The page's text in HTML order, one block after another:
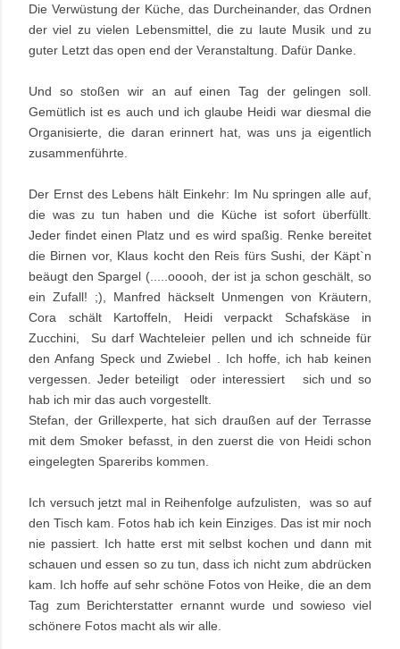
Die Verwüstung der Küche, das Durcheinander, das Ordnen
der viel zu vielen Lebensmittel, die zu laute Musik und zu
guter Letzt das open end der Veranstaltung. Dafür Danke.
Und so stoßen wir an auf einen Tag der gelingen soll.
Gemütlich ist es auch und ich glaube Heidi war diesmal die
Organisierte, die daran erinnert hat, was uns ja eigentlich
zusammenführte.
Der Ernst des Lebens hält Einkehr: Im Nu springen alle auf,
die was zu tun haben und die Küche ist sofort überfüllt.
Jeder findet einen Platz und es wird spaßig. Renke bereitet
die Birnen vor, Klaus kocht den Reis fürs Sushi, der Käpt`n
beäugt den Spargel (.....ooooh, der ist ja schon geschält, so
ein Zufall! ;), Manfred häckselt Unmengen von Kräutern,
Cora schält Kartoffeln, Heidi verpackt Schafskäse in
Zucchini, Su darf Wachteleier pellen und ich schneide für
den Anfang Speck und Zwiebel . Ich hoffe, ich hab keinen
vergessen. Jeder beteiligt
oder interessiert sich und so
hab ich mir das auch vorgestellt.
Stefan , der Grillexperte, hat sich draußen auf der Terrasse
mit dem Smoker befasst, in den zuerst die von Heidi schon
eingelegten Spareribs kommen.
Ich versuch jetzt mal in Reihenfolge aufzulisten, was so auf
den Tisch kam. Fotos hab ich kein Einziges. Das ist mir noch
nie passiert. Ich hatte erst mit selbst kochen und dann mit
schauen und essen so zu tun, dass ich nicht zum abdrücken
kam. Ich hoffe auf sehr schöne Fotos von Heike, die an dem
Tag zum Berichterstatter ernannt wurde und sowieso viel
schönere Fotos macht als wir alle.